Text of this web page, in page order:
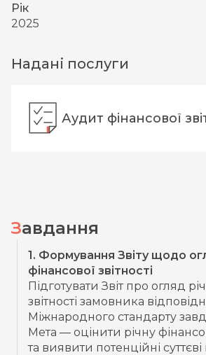
Рік
2025
Надані послуги
Аудит фінансової
Завдання
1. Формування Звіту щодо
фінансової звітності
Підготувати Звіт про огляд
звітності замовника
Міжнародного стандарту
Мета — оцінити річну
та виявити потенційні